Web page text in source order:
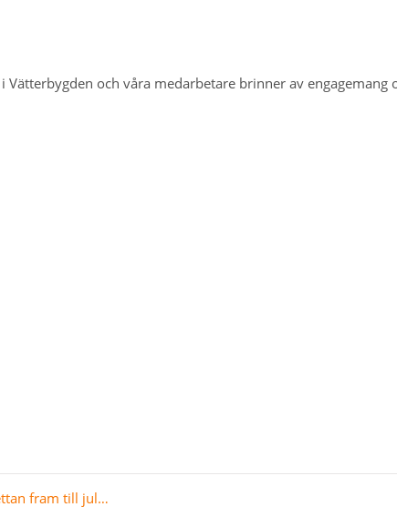
och våra medarbetare brinner av
fram till jul…